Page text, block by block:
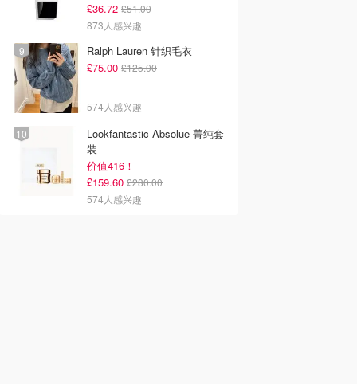
£36.72 £51.00
873人感兴趣
Ralph Lauren 针织毛衣
£75.00 £125.00
574人感兴趣
Lookfantastic Absolue 菁纯套
装
价值416！
£159.60 £280.00
574人感兴趣